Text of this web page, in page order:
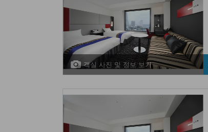
객실 사진 및 정보 보기